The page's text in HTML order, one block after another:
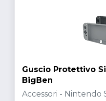
Guscio Protettivo
BigBen
Accessori - Nintendo